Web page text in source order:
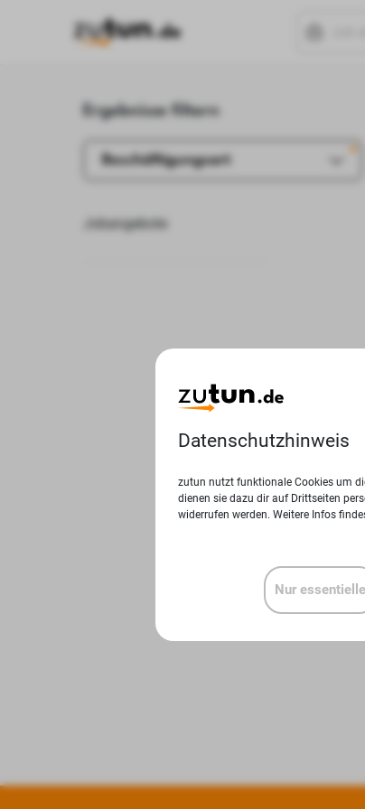
Ergebnisse filtern
Beschäftigungsart
Jobangebote
Datenschutzhinweis
zutun nutzt funktionale Cookies um
dienen sie dazu dir auf Drittseiten
widerrufen werden. Weitere Infos
Nur essentielle